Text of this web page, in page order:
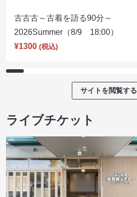
古古古～古着を語る90分～
2026Summer（8/9 18:00）
¥1300 (税込)
サイトを閲覧する
ライブチケット